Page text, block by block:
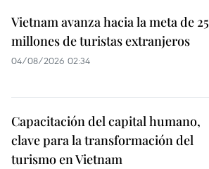
Vietnam avanza hacia la meta de 25
millones de turistas extranjeros
04/08/2026 02:34
Capacitación del capital humano,
clave para la transformación del
turismo en Vietnam